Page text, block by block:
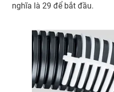
nghĩa là 29 để bắt đầu.